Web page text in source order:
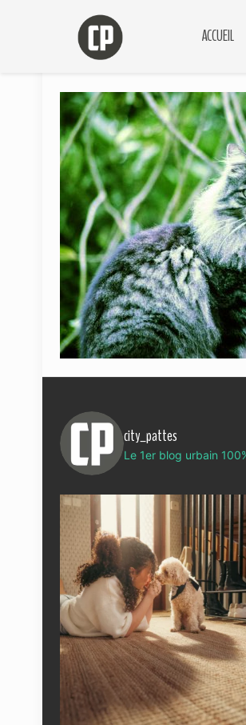
ACCUEIL
city_pattes
Le 1er blog urbain